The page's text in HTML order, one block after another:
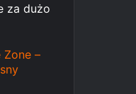
za dużo
Zone –